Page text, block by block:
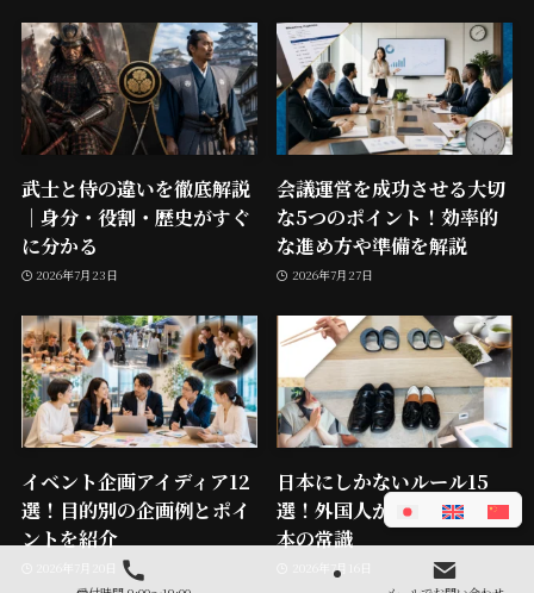
武士と侍の違いを徹底解説
｜身分・役割・歴史がすぐ
に分かる
2026年7月23日
会議運営を成功させる大切
な5つのポイント！効率的
な進め方や準備を解説
2026年7月27日
イベント企画アイディア12
選！目的別の企画例とポイ
ントを紹介
日本にしかないルール15
選！外国人が驚く意外な日
本の常識
2026年7月16日